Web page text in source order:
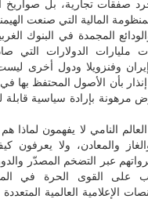
صفقات تجارية، بل صواريخ
المالية التي صنعت
المجمدة في البنوك
مليارات الدولارات التي
وفنزويلا ودول أخرى
بأن الأصول المحتفظ بها في
بإرادة سياسية قابلة
النامي لا يفهمون لماذا
والمعادن، ولا يعرفون
عبر التضخم المصدّر
على القوى الحرة في
الإعلامية العالمية